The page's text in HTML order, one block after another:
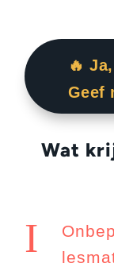
🔥
Geef
Wat
I